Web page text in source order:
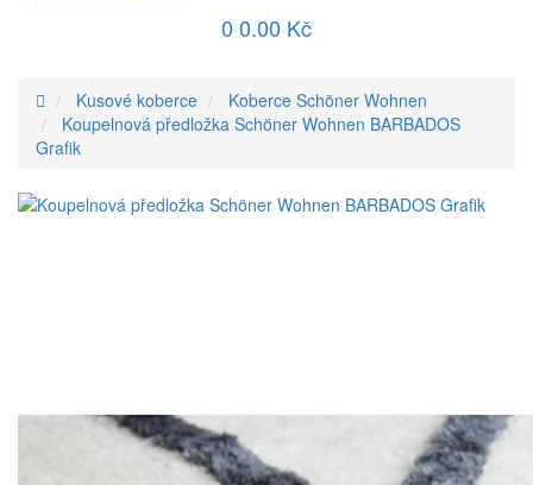
0 0.00 Kč
Kusové koberce
Koberce Schöner Wohnen
Koupelnová předložka Schöner Wohnen BARBADOS
Grafik